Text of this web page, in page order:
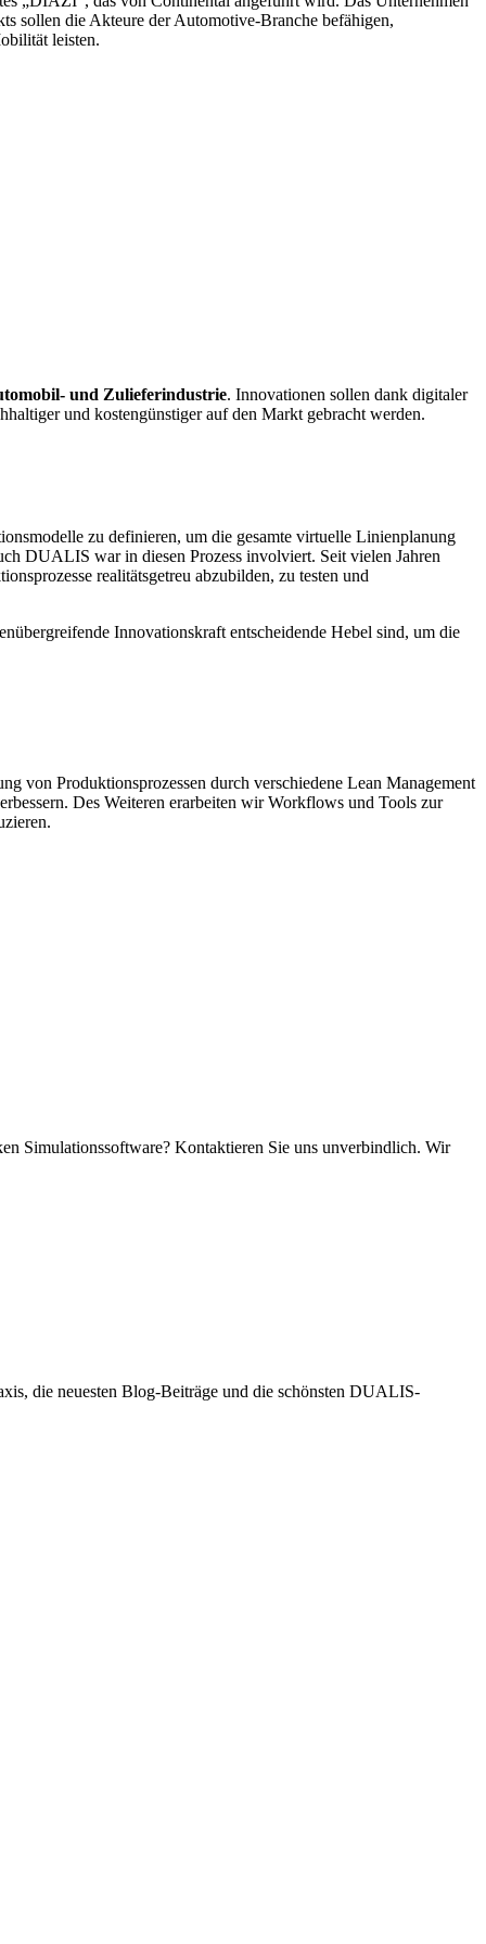
sollen die Akteure der Automotive-Branche befähigen,
leisten.
und Zulieferindustrie. Innovationen sollen dank digitaler
und kostengünstiger auf den Markt gebracht werden.
zu definieren, um die gesamte virtuelle Linienplanung
DUALIS war in diesen Prozess involviert. Seit vielen Jahren
realitätsgetreu abzubilden, zu testen und
Innovationskraft entscheidende Hebel sind, um die
von Produktionsprozessen durch verschiedene Lean Management
Des Weiteren erarbeiten wir Workflows und Tools zur
Simulationssoftware? Kontaktieren Sie uns unverbindlich. Wir
die neuesten Blog-Beiträge und die schönsten DUALIS-